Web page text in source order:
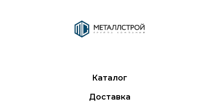
Каталог
Доставка